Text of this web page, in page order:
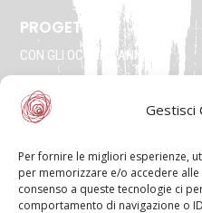
Gestisci
Per fornire le migliori esperienze,
per memorizzare e/o accedere
consenso a queste tecnologie ci
comportamento di navigazione o
PROGETTI
CON GLI OCCHI DI ANNA
NE VALEVA LA PENA
ANIASI IL SOCIALISTA DELLE
MARIO ARTALI
INFO
RIPRISTINA
-A
Modalità Scura
Disattiva Immagini
Evidenzia Link